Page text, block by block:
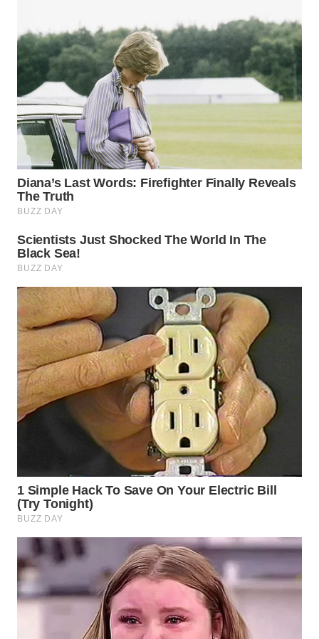
MANDALIKA
WN
LIKUPANG
WN
LABUANBAJO
WN
BORNEO
Media
Group
NEWS
WAHANA
TANI
WAHANA
ADVOKAT
WAHANA
KONSUMEN
WAHANA
LISTRIK
WAHANA